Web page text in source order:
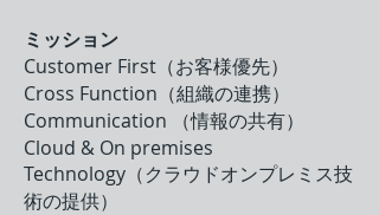
ミッション
Customer First（お客様優先）
Cross Function（組織の連携）
Communication （情報の共有）
Cloud & On premises
Technology（クラウドオンプレミス技
術の提供）